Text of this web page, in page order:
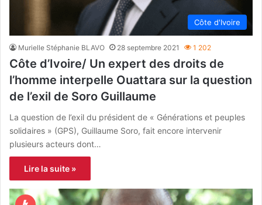
Côte d'Ivoire
Murielle Stéphanie BLAVO 28 septembre 2021 1 202
Côte d’Ivoire/ Un expert des droits de
l’homme interpelle Ouattara sur la question
de l’exil de Soro Guillaume
La question de l’exil du président de « Générations et peuples
solidaires » (GPS), Guillaume Soro, fait encore intervenir
plusieurs acteurs dont…
Lire la suite »